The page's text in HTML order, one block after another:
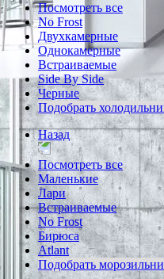
Посмотреть все
No Frost
Двухкамерные
Однокамерные
Встраиваемые
Side By Side
Черные
Подобрать
Назад
Посмотреть все
Маленькие
Лари
Встраиваемые
No Frost
Бирюса
Atlant
Подобрать